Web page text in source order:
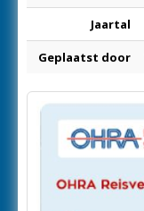
Jaartal
Geplaatst door